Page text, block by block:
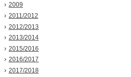
2009
2011/2012
2012/2013
2013/2014
2015/2016
2016/2017
2017/2018